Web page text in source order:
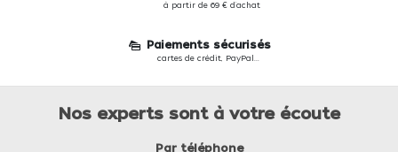
à partir de 69 € d'achat
Paiements sécurisés
cartes de crédit, PayPal...
Nos experts sont à votre écoute
Par téléphone